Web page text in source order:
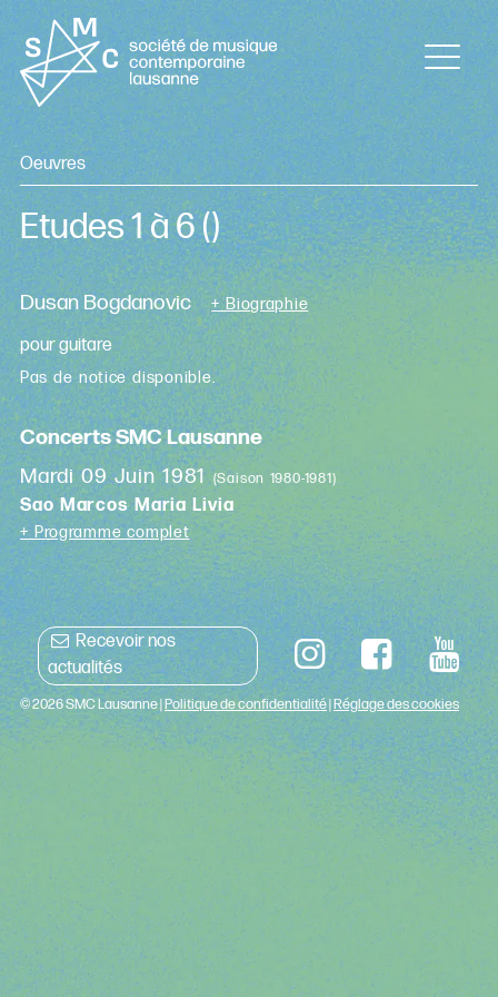
Oeuvres
Etudes 1 à 6()
Dusan Bogdanovic + Biographie
pour guitare
Pas de notice disponible.
Concerts SMC Lausanne
Mardi 09 Juin 1981(Saison 1980-1981)
Sao Marcos Maria Livia
+ Programme complet
Recevoir nos
actualités
© 2026 SMC Lausanne |Politique de confidentialité|Réglage des cookies